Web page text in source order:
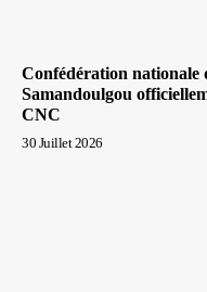
Confédération nationale
Samandoulgou
CNC
30 Juillet 2026